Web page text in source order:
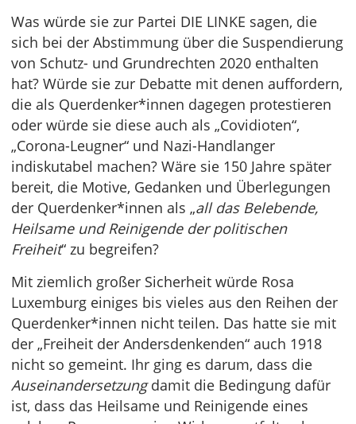
Was würde sie zur Partei DIE LINKE sagen, die
sich bei der Abstimmung über die Suspendierung
von Schutz- und Grundrechten 2020 enthalten
hat? Würde sie zur Debatte mit denen auffordern,
die als Querdenker*innen dagegen protestieren
oder würde sie diese auch als „Covidioten“,
„Corona-Leugner“ und Nazi-Handlanger
indiskutabel machen? Wäre sie 150 Jahre später
bereit, die Motive, Gedanken und Überlegungen
der Querdenker*innen als „all das Belebende,
Heilsame und Reinigende der politischen
Freiheit“ zu begreifen?
Mit ziemlich großer Sicherheit würde Rosa
Luxemburg einiges bis vieles aus den Reihen der
Querdenker*innen nicht teilen. Das hatte sie mit
der „Freiheit der Andersdenkenden“ auch 1918
nicht so gemeint. Ihr ging es darum, dass die
Auseinandersetzungdamit die Bedingung dafür
ist, dass das Heilsame und Reinigende eines